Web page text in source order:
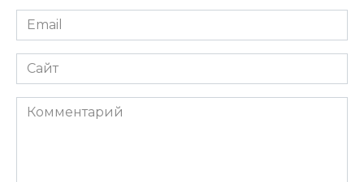
Email
*
Сайт
Комментарий